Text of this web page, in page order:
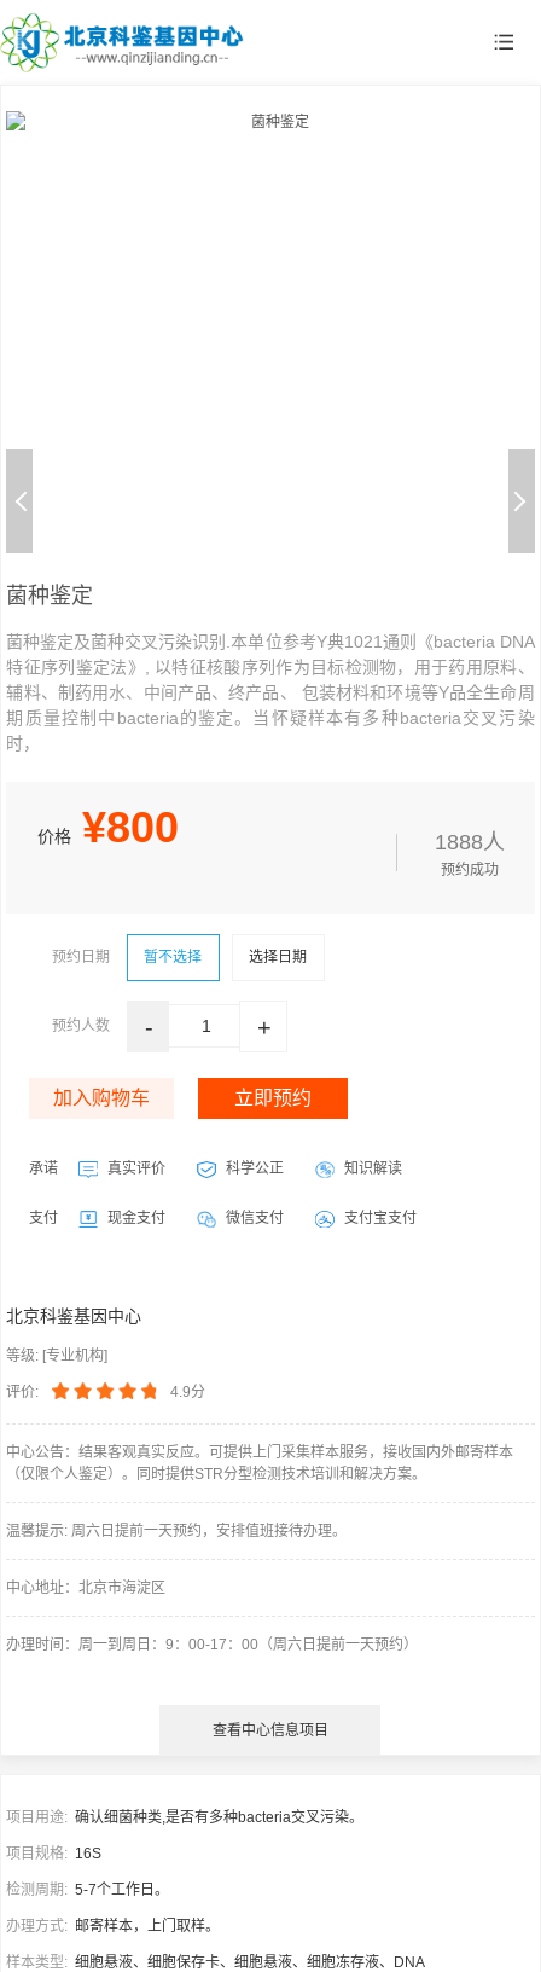
菌种鉴定
菌种鉴定及菌种交叉污染识别.本单位参考Y典1021通则《bacteria DNA
特征序列鉴定法》, 以特征核酸序列作为目标检测物，用于药用原料、
辅料、制药用水、中间产品、终产品、 包装材料和环境等Y品全生命周
期质量控制中bacteria的鉴定。当怀疑样本有多种bacteria交叉污染
时，
价格 ¥800 1888人
预约成功
预约日期 暂不选择 选择日期
预约人数 - 1 +
加入购物车 立即预约
承诺 真实评价 科学公正 知识解读
支付 现金支付 微信支付 支付宝支付
北京科鉴基因中心
等级: [专业机构]
评价: 4.9分
中心公告：结果客观真实反应。可提供上门采集样本服务，接收国内外邮寄样本
（仅限个人鉴定）。同时提供STR分型检测技术培训和解决方案。
温馨提示: 周六日提前一天预约，安排值班接待办理。
中心地址：北京市海淀区
办理时间：周一到周日：9：00-17：00（周六日提前一天预约）
查看中心信息项目
项目用途:确认细菌种类,是否有多种bacteria交叉污染。
项目规格: 16S
检测周期:5-7个工作日。
办理方式: 邮寄样本，上门取样。
样本类型:细胞悬液、细胞保存卡、细胞悬液、细胞冻存液、DNA